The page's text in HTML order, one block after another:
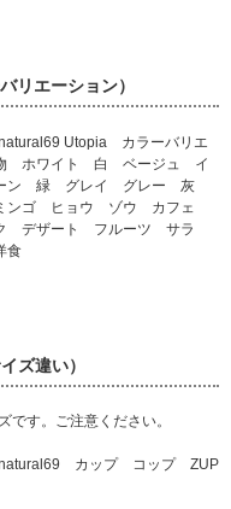
リエーション）
ズ違い）
す。ご注意ください。